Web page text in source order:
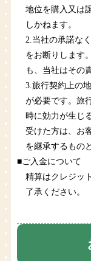
地位を購入又は
しかねます。
2.当社の承諾な
をお断りします
も、当社はその
3.旅行契約上の
が必要です。旅
時に効力が生じ
受けた方は、お
を継承するもの
■ご入金について
精算はクレジッ
了承ください。